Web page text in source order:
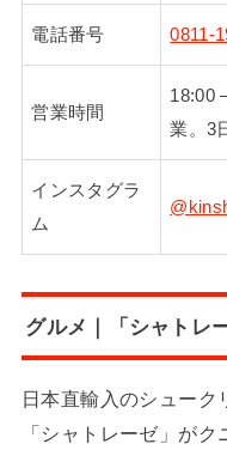
電話番号 0811-
営業時間
18:00
業。3
インスタグラ
ム
グルメ｜「シャトレ
日本直輸入のシューク
「シャトレーゼ」が